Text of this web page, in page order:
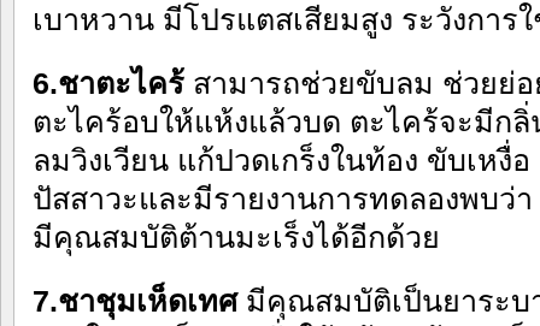
เบาหวาน มีโปรแตสเสียมสูง ระวังกา
6.ชาตะไคร้ สามารถช่วยขับลม ช่วยย่
ตะไคร้อบให้แห้งแล้วบด ตะไคร้จะมีก
ลมวิงเวียน แก้ปวดเกร็งในท้อง ขับเหงื่
ปัสสาวะและมีรายงานการทดลองพบว่
มีคุณสมบัติต้านมะเร็งได้อีกด้วย
7.ชาชุมเห็ดเทศมีคุณสมบัติเป็นยาระบ